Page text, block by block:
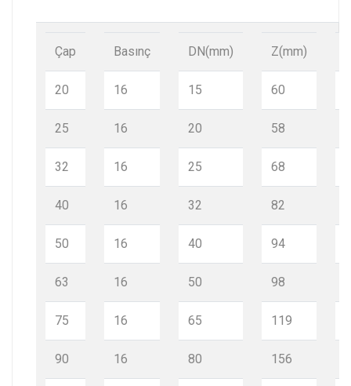
Çap
20
25
32
40
50
63
75
90
Basınç
16
16
16
16
16
16
16
16
DN(mm)
15
20
25
32
40
50
65
80
Z(mm)
60
58
68
82
94
98
119
156